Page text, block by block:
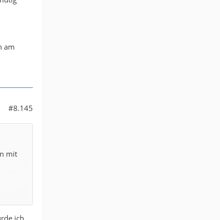
am
#8.145
mit
ich